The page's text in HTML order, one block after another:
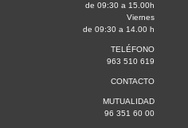
de 09:30 a 15.00h
Viernes
de 09:30 a 14.00 h
TELÉFONO
963 510 619
CONTACTO
MUTUALIDAD
96 351 60 00